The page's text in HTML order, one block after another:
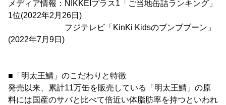
メディア情報：NIKKEIプラス1「ご当地缶詰ランキング」
1位(2022年2月26日)
フジテレビ「KinKi Kidsのブンブブーン」
(2022年7月9日)
■「明太王鯖」のこだわりと特徴
発売以来、累計11万缶を販売している「明太王鯖」の原
料には国産のサバと比べて倍近い体脂肪率を持つといわれ